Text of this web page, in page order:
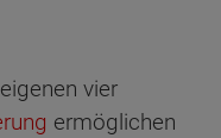
vier
ermöglichen